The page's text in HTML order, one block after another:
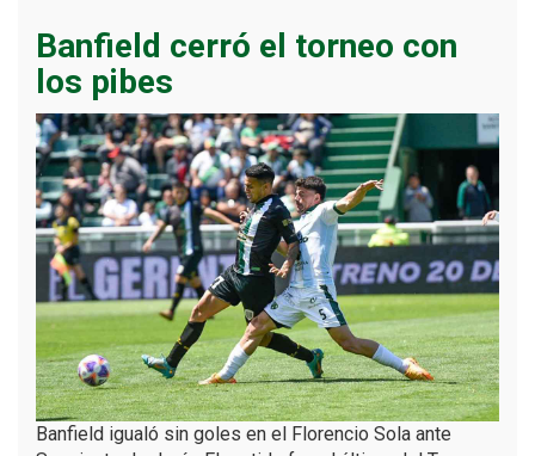
Banfield cerró el torneo con
los pibes
Banfield igualó sin goles en el Florencio Sola ante